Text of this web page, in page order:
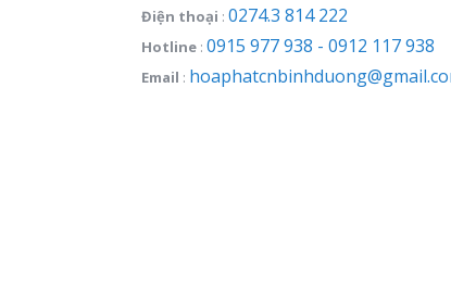
Điện thoại : 0274.3 814 222
Hotline : 0915 977 938 - 0912 117 938
Email :